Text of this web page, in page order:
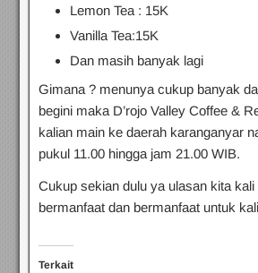
Lemon Tea : 15K
Vanilla Tea:15K
Dan masih banyak lagi
Gimana ? menunya cukup banyak
begini maka D’rojo Valley Coffee &
kalian main ke daerah karanganyar
pukul 11.00 hingga jam 21.00 WIB.
Cukup sekian dulu ya ulasan kita
bermanfaat dan bermanfaat untuk
Terkait